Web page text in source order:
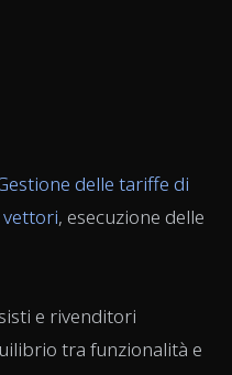
delle tariffe di
vettori, esecuzione delle
e rivenditori
tra funzionalità e